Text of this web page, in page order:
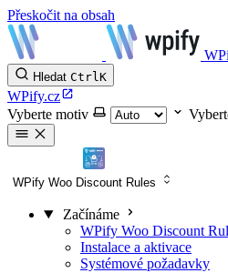
Přeskočit na obsah
Hledat CtrlK
WPify.cz
Vyberte motiv
WPify Woo Discount Rules
Začínáme
WPify Woo Discount
Instalace a aktivace
Systémové požadavky